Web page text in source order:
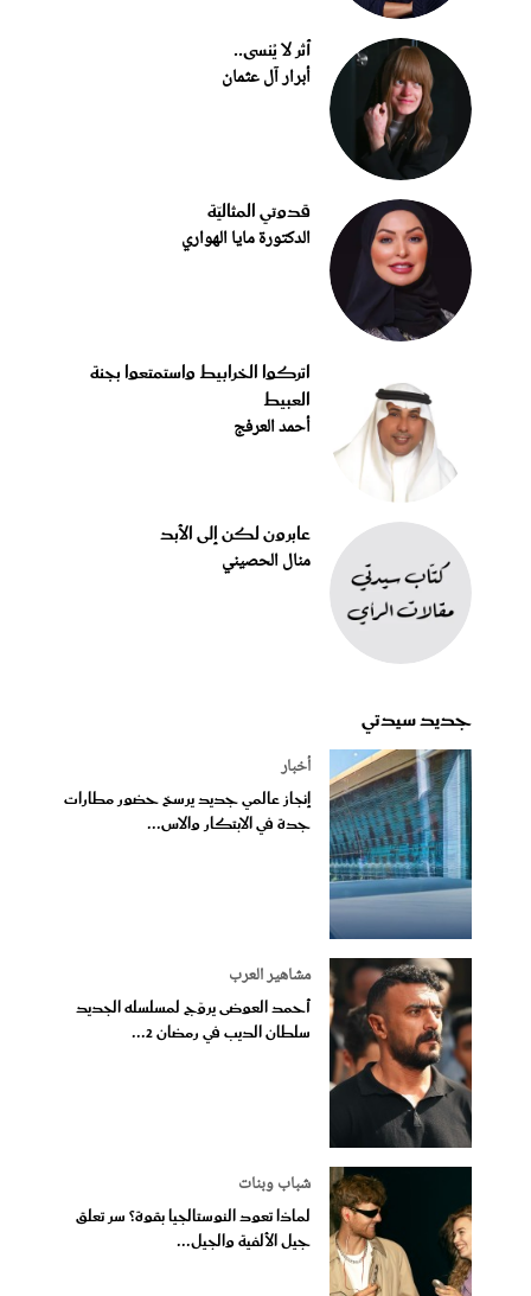
أثر لا يُنسى..
أبرار آل عثمان
قدوتي المثاليّة
الدكتورة مايا الهواري
اتركوا الخرابيط واستمتعوا بجنة
العبيط
أحمد العرفج
عابرون لكن إلى الأبد
منال الحصيني
جديد سيدتي
أخبار
إنجاز عالمي جديد يرسخ حضور مطارات
جدة في الابتكار والاس...
مشاهير العرب
أحمد العوضى يروّج لمسلسله الجديد
سلطان الديب في رمضان 2...
شباب وبنات
لماذا تعود النوستالجيا بقوة؟ سر تعلق
جيل الألفية والجيل...